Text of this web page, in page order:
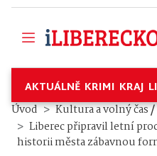
AKTUÁLNĚ KRIMI KRAJ
Úvod Kultura a volný čas/
Liberec připravil letní
historii města zábavnou